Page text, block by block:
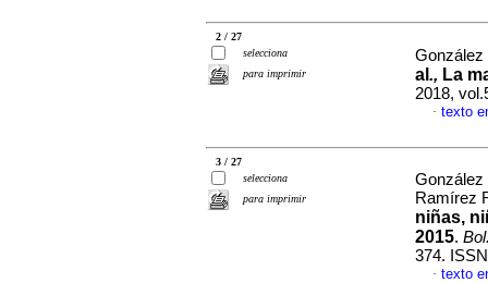
2 / 27
selecciona
para imprimir
al ., La
2018,
· texto
3 / 27
selecciona
para imprimir
González
Ramírez
niñas,
2015.
374.
· texto